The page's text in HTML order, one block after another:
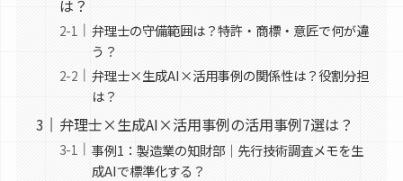
は？
弁理士の守備範囲は？特許・商標・意匠で何が違
う？
弁理士×生成AI×活用事例の関係性は？役割分担
は？
弁理士×生成AI×活用事例の活用事例7選は？
事例1：製造業の知財部｜先行技術調査メモを生
成AIで標準化する？